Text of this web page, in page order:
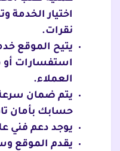
اختيار الخدمة
نقرات.
يتيح الموقع
استفسارات
العملاء.
يتم ضمان
حسابك بأمان تام
يوجد دعم فني
يقدم الموقع